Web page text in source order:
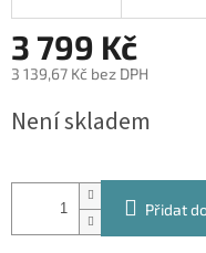
3 799 Kč
3 139,67 Kč bez DPH
cena:
Není skladem
Přidat